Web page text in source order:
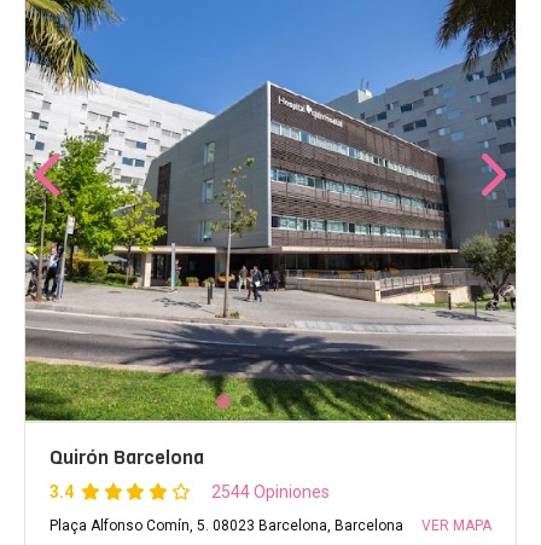
Quirón Barcelona
3.4 2544 Opiniones
Plaça Alfonso Comín, 5. 08023 Barcelona, Barcelona VER MAPA